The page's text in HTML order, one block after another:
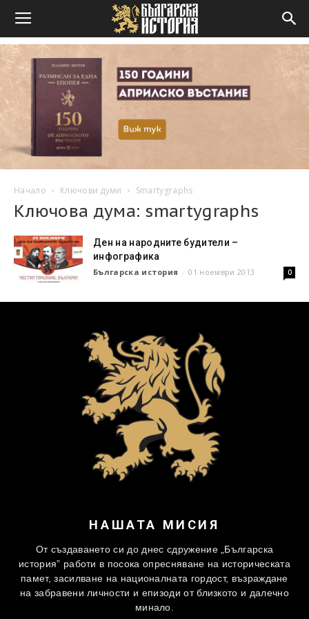
Начало Ключови думи Smartygraphs
Ключова дума: smartygraphs
Ден на народните будители –
инфографика
Българска история - 01 ноември 2013 0
НАШАТА МИСИЯ
От създаването си до днес сдружение „Българска
история” работи в посока опресняване на историческата
памет, засилване на националната гордост, възраждане
на забравени личности и епизоди от близкото и далечно
минало.